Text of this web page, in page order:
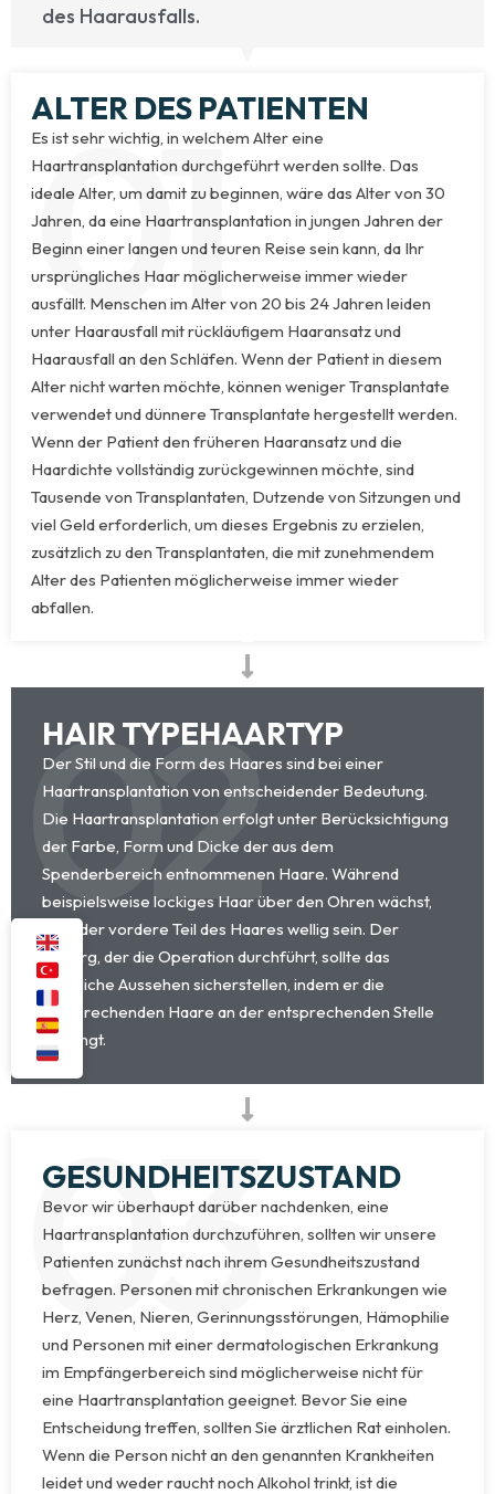
des Haarausfalls.
ALTER DES PATIENTEN
Es ist sehr wichtig, in welchem ​​Alter eine
Haartransplantation durchgeführt werden sollte. Das
ideale Alter, um damit zu beginnen, wäre das Alter von 30
Jahren, da eine Haartransplantation in jungen Jahren der
Beginn einer langen und teuren Reise sein kann, da Ihr
ursprüngliches Haar möglicherweise immer wieder
ausfällt. Menschen im Alter von 20 bis 24 Jahren leiden
unter Haarausfall mit rückläufigem Haaransatz und
Haarausfall an den Schläfen. Wenn der Patient in diesem
Alter nicht warten möchte, können weniger Transplantate
verwendet und dünnere Transplantate hergestellt werden.
Wenn der Patient den früheren Haaransatz und die
Haardichte vollständig zurückgewinnen möchte, sind
Tausende von Transplantaten, Dutzende von Sitzungen und
viel Geld erforderlich, um dieses Ergebnis zu erzielen,
zusätzlich zu den Transplantaten, die mit zunehmendem
Alter des Patienten möglicherweise immer wieder
abfallen.
01
HAIR TYPEHAARTYP
Der Stil und die Form des Haares sind bei einer
Haartransplantation von entscheidender Bedeutung.
Die Haartransplantation erfolgt unter Berücksichtigung
der Farbe, Form und Dicke der aus dem
Spenderbereich entnommenen Haare. Während
beispielsweise lockiges Haar über den Ohren wächst,
kann der vordere Teil des Haares wellig sein. Der
Chirurg, der die Operation durchführt, sollte das
natürliche Aussehen sicherstellen, indem er die
entsprechenden Haare an der entsprechenden Stelle
anbringt.
02
GESUNDHEITSZUSTAND
Bevor wir überhaupt darüber nachdenken, eine
Haartransplantation durchzuführen, sollten wir unsere
Patienten zunächst nach ihrem Gesundheitszustand
befragen. Personen mit chronischen Erkrankungen wie
Herz, Venen, Nieren, Gerinnungsstörungen, Hämophilie
und Personen mit einer dermatologischen Erkrankung
im Empfängerbereich sind möglicherweise nicht für
eine Haartransplantation geeignet. Bevor Sie eine
Entscheidung treffen, sollten Sie ärztlichen Rat einholen.
Wenn die Person nicht an den genannten Krankheiten
leidet und weder raucht noch Alkohol trinkt, ist die
03